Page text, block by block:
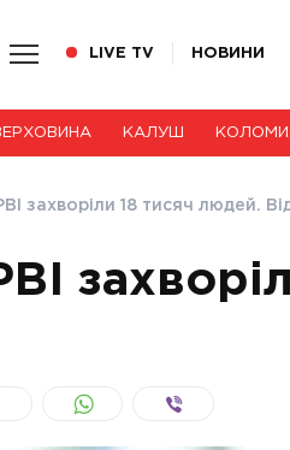
LIVE TV НОВИНИ
КАЛУШ
захворіли 18 тисяч людей.